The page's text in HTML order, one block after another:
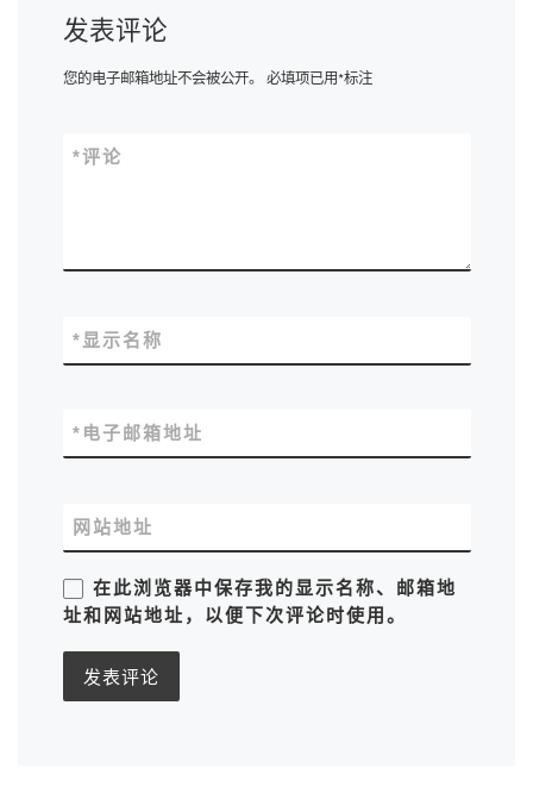
发表评论
您的电子邮箱地址不会被公开。 必填项已用*标注
评论
*
显示名称
*
电子邮箱地址
*
网站地址
在此浏览器中保存我的显示名称、邮箱地
址和网站地址，以便下次评论时使用。